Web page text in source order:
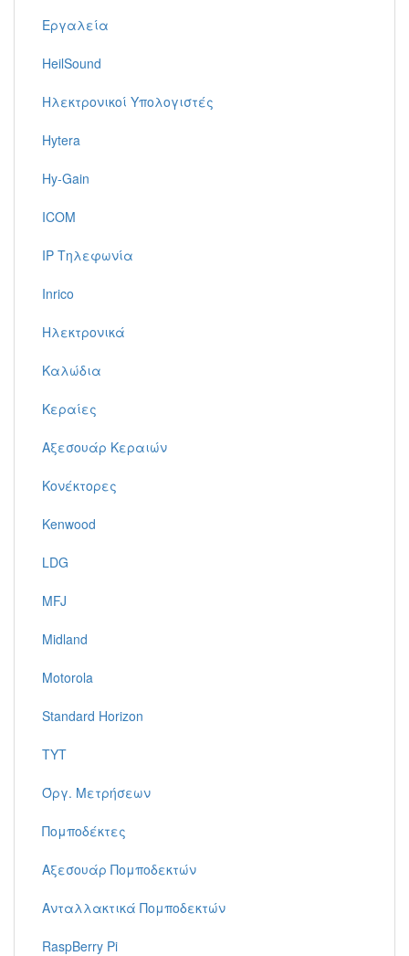
Εργαλεία
HeilSound
Ηλεκτρονικοί Υπολογιστές
Hytera
Hy-Gain
ICOM
IP Τηλεφωνία
Inrico
Ηλεκτρονικά
Καλώδια
Κεραίες
Αξεσουάρ Κεραιών
Κονέκτορες
Kenwood
LDG
MFJ
Midland
Motorola
Standard Horizon
TYT
Όργ. Μετρήσεων
Πομποδέκτες
Αξεσουάρ Πομποδεκτών
Ανταλλακτικά Πομποδεκτών
RaspBerry Pi